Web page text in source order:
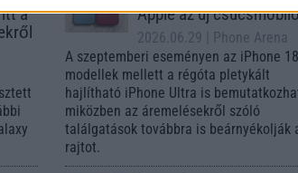
a
Apple az új
2026.06.29
| Phone Arena
A szeptemberi eseményen az iPhone
modellek mellett a régóta pletykált
hajlítható iPhone Ultra is
miközben az áremelésekről szóló
találgatások továbbra is beárnyékolják
rajtot.